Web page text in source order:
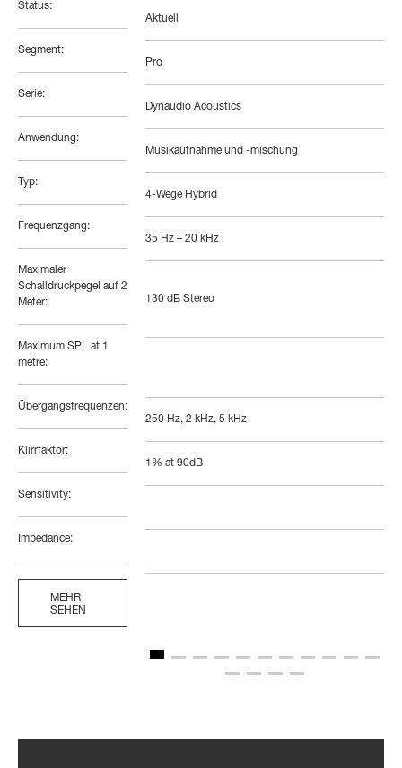
Status:
Segment:
Serie:
Anwendung:
Typ:
Frequenzgang:
Maximaler
Schalldruckpegel auf 2
Meter:
Maximum SPL at 1
metre:
Übergangsfrequenzen:
Klirrfaktor:
Sensitivity:
Impedance:
MEHR
SEHEN
Aktuell
Pro
Dynaudio Acoustics
Musikaufnahme und -mischung
4-Wege Hybrid
35 Hz – 20 kHz
130 dB Stereo
250 Hz, 2 kHz, 5 kHz
1% at 90dB